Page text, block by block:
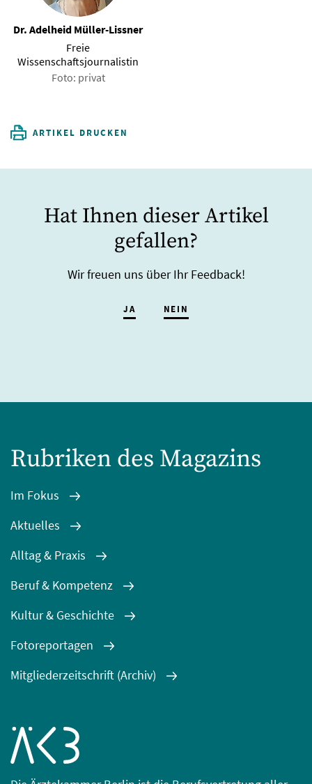
Dr. Adelheid Müller-Lissner
Freie
Wissenschaftsjournalistin
Foto: privat
ARTIKEL DRUCKEN
Hat Ihnen dieser Artikel
gefallen?
Wir freuen uns über Ihr Feedback!
JA NEIN
Rubriken des Magazins
Im Fokus
Aktuelles
Alltag & Praxis
Beruf & Kompetenz
Kultur & Geschichte
Fotoreportagen
Mitgliederzeitschrift (Archiv)